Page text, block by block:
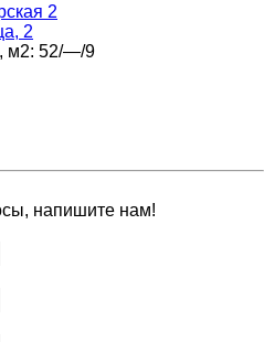
2
2
м2: 52/—/9
напишите нам!